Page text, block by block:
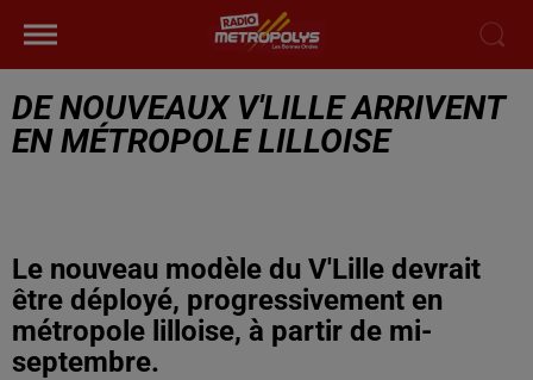
DE NOUVEAUX V'LILLE ARRIVENT
EN MÉTROPOLE LILLOISE
Le nouveau modèle du V'Lille devrait
être déployé, progressivement en
métropole lilloise, à partir de mi-
septembre.